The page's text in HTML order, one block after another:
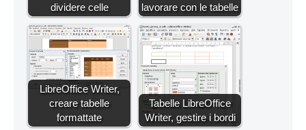
dividere celle
lavorare con le tabelle
LibreOffice Writer,
creare tabelle
formattate
Tabelle LibreOffice
Writer, gestire i bordi